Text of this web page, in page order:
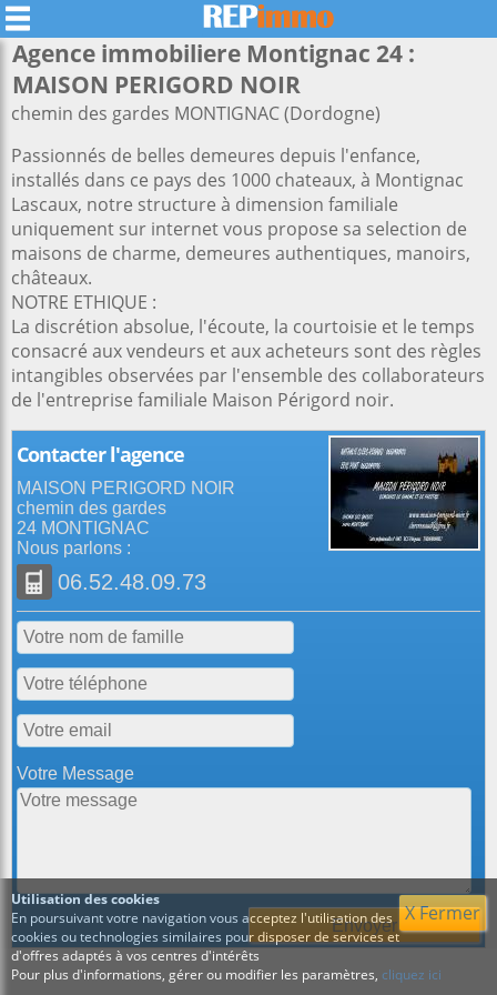
Agence immobiliere Montignac 24 :
MAISON PERIGORD NOIR
chemin des gardes MONTIGNAC (Dordogne)
Passionnés de belles demeures depuis l'enfance,
installés dans ce pays des 1000 chateaux, à Montignac
Lascaux, notre structure à dimension familiale
uniquement sur internet vous propose sa selection de
maisons de charme, demeures authentiques, manoirs,
châteaux.
NOTRE ETHIQUE :
La discrétion absolue, l'écoute, la courtoisie et le temps
consacré aux vendeurs et aux acheteurs sont des règles
intangibles observées par l'ensemble des collaborateurs
de l'entreprise familiale Maison Périgord noir.
Contacter l'agence
MAISON PERIGORD NOIR
chemin des gardes
24 MONTIGNAC
Nous parlons :
06.52.48.09.73
Votre Message
X Fermer
Utilisation des cookies
En poursuivant votre navigation vous acceptez l'utilisation des
cookies ou technologies similaires pour disposer de services et
d'offres adaptés à vos centres d'intérêts
Pour plus d'informations, gérer ou modifier les paramètres, cliquez ici